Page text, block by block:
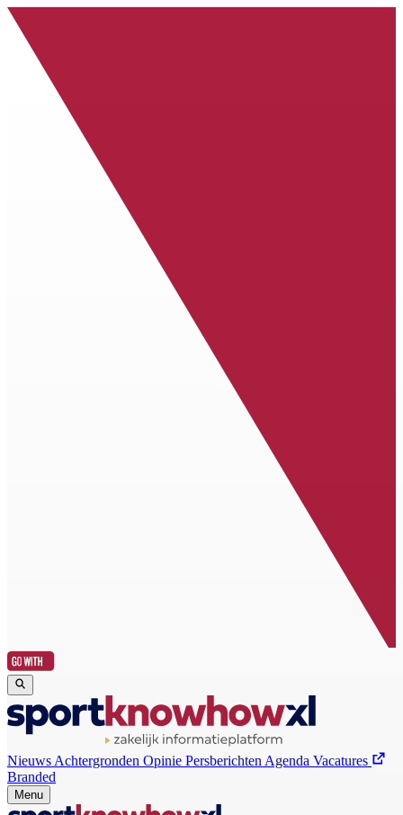
Nieuws Achtergronden Opinie Persberichten Agenda Vacatures
Branded
Menu